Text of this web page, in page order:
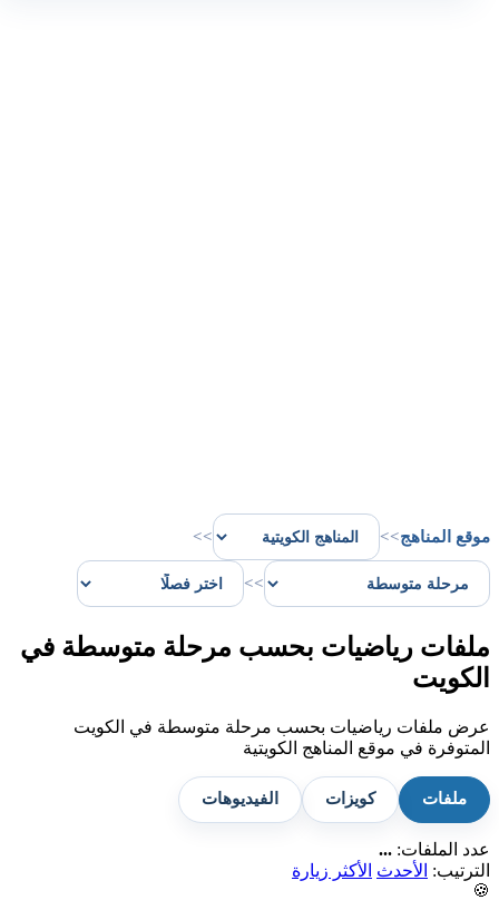
موقع المناهج>>
>>
>>
ملفات رياضيات بحسب مرحلة متوسطة في
الكويت
عرض ملفات رياضيات بحسب مرحلة متوسطة في الكويت
المتوفرة في موقع المناهج الكويتية
ملفات كويزات الفيديوهات
عدد الملفات: ...
الترتيب:
الأحدث
الأكثر زيارة
🍪